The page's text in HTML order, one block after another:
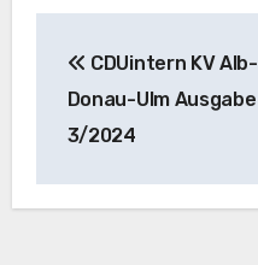
CDUintern KV Alb-
Donau-Ulm Ausgabe
3/2024